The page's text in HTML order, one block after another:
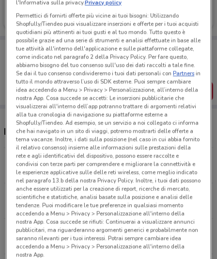
PiùMe
Scade il 23/08 2.1 km
Porta DoveConviene sempre con te!
Puoi trovare le migliori offerte dei negozi vicino a te,
salvarle e creare la tua lista del risparmio, comodamente
dal tuo cellulare.
SCARICA L’APP
Negozi PiùMe a Roma
Via Gadames, 25 Roma
2.1 km
APERTO
Via Tiburtina, 584 Roma
2.5 km
CHIUSO
Via Degli Ammiragli, 36 Roma
5.7 km
CHIUSO
l'Informativa sulla privacy.Privacy policy
Permettici di fornirti offerte più vicine ai tuoi bisogni: Utilizzando
Shopfully/Tiendeo puoi visualizzare inserzioni e offerte per i tuoi acquisti
quotidiani più attinenti ai tuoi gusti e al tuo mondo. Tutto questo è
possibile grazie ad una serie di strumenti e analisi effettuate in base alle
tue attività all'interno dell'applicazione e sulle piattaforme collegate,
come indicato nel paragrafo 2 della Privacy Policy. Per fare questo,
abbiamo bisogno del tuo consenso sull'uso dei dati raccolti a tale fine.
Se dai il tuo consenso condivideremo i tuoi dati personali conPartnersin
tutto il mondo attraverso l’uso di SDK esterne. Puoi sempre cambiare
idea accedendo a Menu > Privacy > Personalizzazione, all’interno della
nostra App. Cosa succede se accetti: Le inserzioni pubblicitarie che
visualizzerai all'interno dell’app potranno trattare di argomenti relativi
alla tua cronologia di navigazione su piattaforme esterne a
Shopfully/Tiendeo. Ad esempio, se un servizio a noi collegato ci informa
che hai navigato in un sito di viaggi, potremo mostrarti delle offerte a
tema vacanze. Inoltre, i dati sulla posizione (nel caso in cui abbia fornito
il relativo consenso) insieme alle informazioni sulle prestazioni della
rete e agli identificativi del dispositivo, possono essere raccolte e
condivisi con terze parti per comprendere e migliorare la connettività e
le esperienze applicative sulle delle reti wireless, come meglio indicato
nel paragrafo 13.b della nostra Privacy Policy. Inoltre, i tuoi dati possono
anche essere utilizzati per la creazione di report, ricerche di mercato,
scientifiche e statistiche, analisi basate sulla posizione e analisi delle
tendenze. Puoi modificare le tue preferenze in qualsiasi momento
accedendo a Menu > Privacy > Personalizzazione all'interno della
nostra App. Cosa succede se rifiuti: Continuerai a visualizzare annunci
pubblicitari, ma riguarderanno argomenti generici e probabilmente non
saranno rilevanti per i tuoi interessi. Potrai sempre cambiare idea
accedendo a Menu > Privacy > Personalizzazione all'interno della
nostra App.